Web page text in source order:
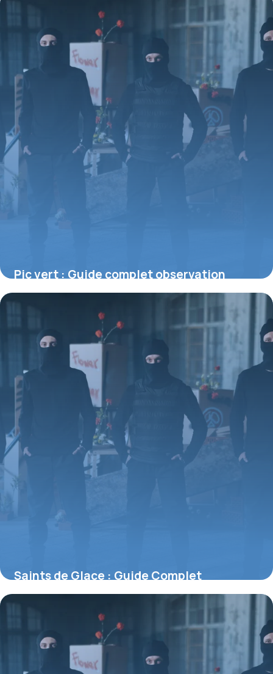
Pic vert : Guide complet observation
nature
Saints de Glace : Guide Complet
Jardinage